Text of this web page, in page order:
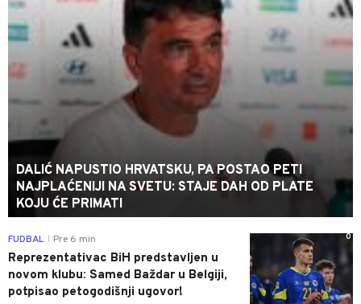
DALIĆ NAPUSTIO HRVATSKU, PA POSTAO PETI
NAJPLAĆENIJI NA SVETU: STAJE DAH OD PLATE
KOJU ĆE PRIMATI
0
FUDBAL Pre 6 min
Reprezentativac BiH predstavljen u
novom klubu: Samed Baždar u Belgiji,
potpisao petogodišnji ugovor!